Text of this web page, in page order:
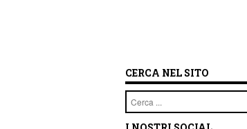
CERCA NEL SITO
Cerca